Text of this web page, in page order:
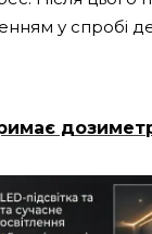
у спробі